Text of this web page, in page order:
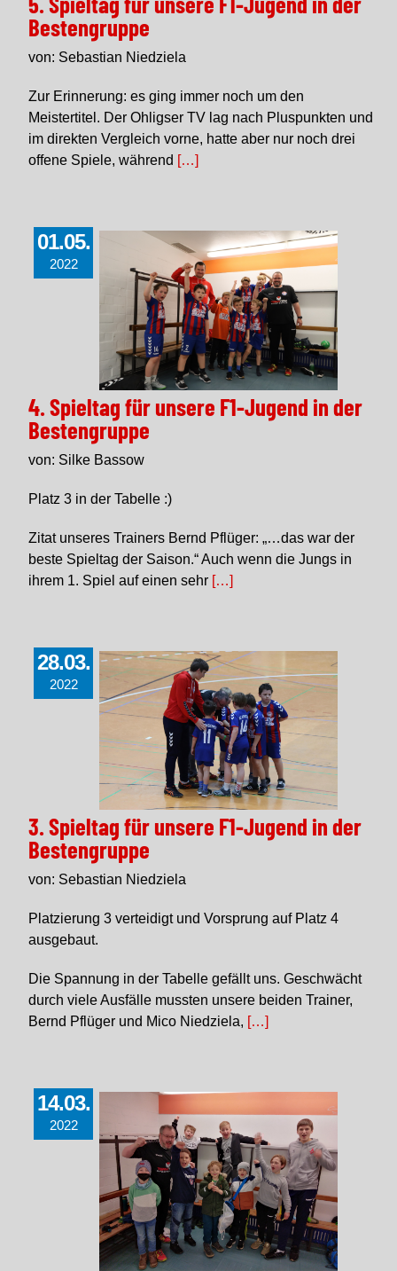
Bestengruppe
von: Sebastian Niedziela
Zur Erinnerung: es ging immer noch um den
Meistertitel. Der Ohligser TV lag nach Pluspunkten und
im direkten Vergleich vorne, hatte aber nur noch drei
offene Spiele, während […]
01.05.
2022
4. Spieltag für unsere F1-Jugend in der
Bestengruppe
von: Silke Bassow
Platz 3 in der Tabelle :)
Zitat unseres Trainers Bernd Pflüger: „…das war der
beste Spieltag der Saison.“ Auch wenn die Jungs in
ihrem 1. Spiel auf einen sehr […]
28.03.
2022
3. Spieltag für unsere F1-Jugend in der
Bestengruppe
von: Sebastian Niedziela
Platzierung 3 verteidigt und Vorsprung auf Platz 4
ausgebaut.
Die Spannung in der Tabelle gefällt uns. Geschwächt
durch viele Ausfälle mussten unsere beiden Trainer,
Bernd Pflüger und Mico Niedziela, […]
14.03.
2022